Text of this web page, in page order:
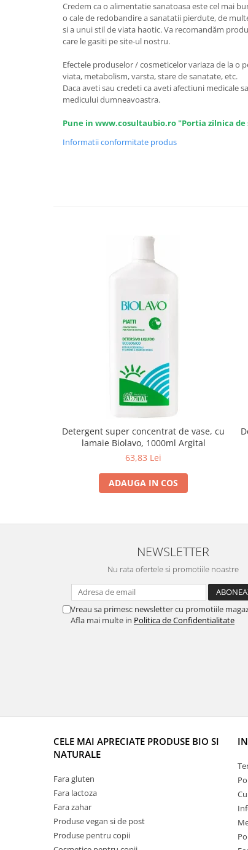
Credem ca o alimentatie sanatoasa este cel mai
o cale de redobandire a sanatatii pierdute, de
si a unui stil de viata haotic. Va recomandăm
care le gasiti pe site-ul nostru.
Efectele produselor / cosmeticelor variaza de la o
viata, metabolism, varsta, stare de sanatate, etc.
Daca aveti sau credeti ca aveti afectiuni medicale
medicului dumneavoastra.
Pune in www.cosultaubio.ro "Portia zilnica
Informatii conformitate produs
Detergent super concentrat de vase, cu
lamaie Biolavo, 1000ml Argital
63,83 Lei
ADAUGA IN COS
NEWSLETTER
Nu rata ofertele si promotiile noastre
Vreau sa primesc newsletter cu promotiile
Afla mai multe in Politica de Confidentialitate
CELE MAI APRECIATE PRODUSE BIO SI
NATURALE
Fara gluten
Fara lactoza
Fara zahar
Produse vegan si de post
Produse pentru copii